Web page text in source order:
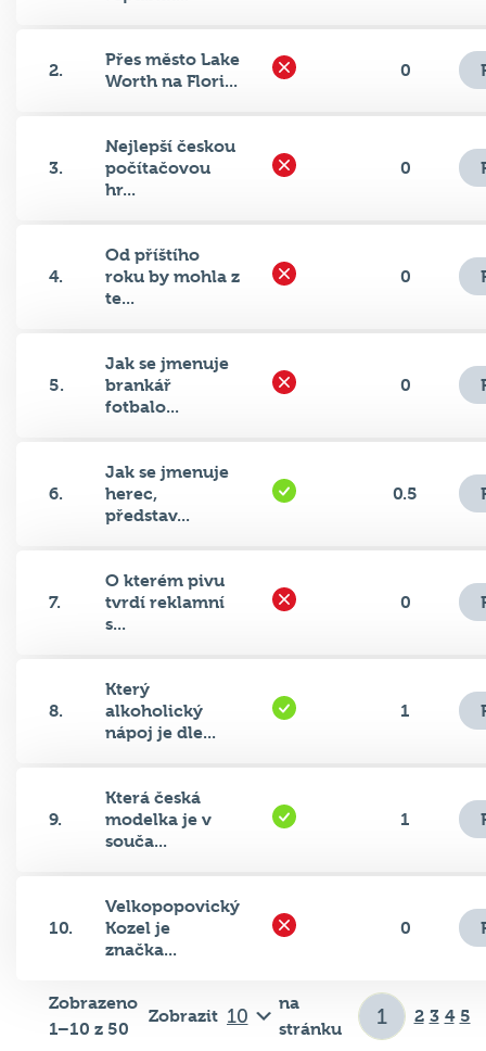
2.
Přes město Lake
Worth na Flori...
0
3.
Nejlepší českou
počítačovou
hr...
0
4.
Od příštího
roku by mohla z
te...
0
5.
Jak se jmenuje
brankář
fotbalo...
0
6.
Jak se jmenuje
herec,
představ...
0.5
7.
O kterém pivu
tvrdí reklamní
s...
0
8.
Který
alkoholický
nápoj je dle...
1
9.
Která česká
modelka je v
souča...
1
10.
Velkopopovický
Kozel je
značka...
0
Zobrazeno
1–10 z 50
Zobrazit
na
stránku
2 3 4 5